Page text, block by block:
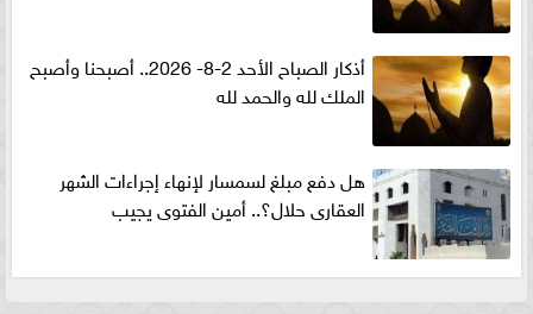
أذكار الصباح الأحد 2-8- 2026.. أصبحنا وأصبح
الملك لله والحمد لله
هل دفع مبلغ لسمسار لإنهاء إجراءات الشهر
العقارى حلال؟.. أمين الفتوى يجيب